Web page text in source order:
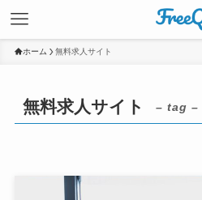
ホーム 無料求人サイト
無料求人サイト – tag –